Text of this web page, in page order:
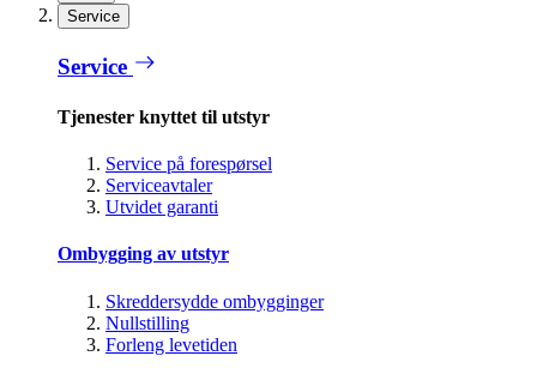
Service
Service
Tjenester knyttet til utstyr
Service på forespørsel
Serviceavtaler
Utvidet garanti
Ombygging av utstyr
Skreddersydde ombygginger
Nullstilling
Forleng levetiden